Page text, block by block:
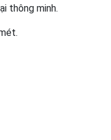
thông minh.